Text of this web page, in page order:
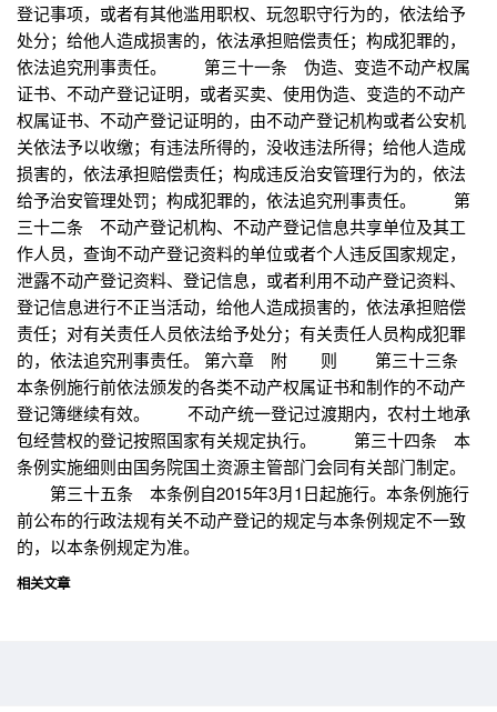
登记事项，或者有其他滥用职权、玩忽职守行为的，依法给予
处分；给他人造成损害的，依法承担赔偿责任；构成犯罪的，
依法追究刑事责任。 第三十一条 伪造、变造不动产权属
证书、不动产登记证明，或者买卖、使用伪造、变造的不动产
权属证书、不动产登记证明的，由不动产登记机构或者公安机
关依法予以收缴；有违法所得的，没收违法所得；给他人造成
损害的，依法承担赔偿责任；构成违反治安管理行为的，依法
给予治安管理处罚；构成犯罪的，依法追究刑事责任。 第
三十二条 不动产登记机构、不动产登记信息共享单位及其工
作人员，查询不动产登记资料的单位或者个人违反国家规定，
泄露不动产登记资料、登记信息，或者利用不动产登记资料、
登记信息进行不正当活动，给他人造成损害的，依法承担赔偿
责任；对有关责任人员依法给予处分；有关责任人员构成犯罪
的，依法追究刑事责任。 第六章 附 则 第三十三条
本条例施行前依法颁发的各类不动产权属证书和制作的不动产
登记簿继续有效。 不动产统一登记过渡期内，农村土地承
包经营权的登记按照国家有关规定执行。 第三十四条 本
条例实施细则由国务院国土资源主管部门会同有关部门制定。
第三十五条 本条例自2015年3月1日起施行。本条例施行
前公布的行政法规有关不动产登记的规定与本条例规定不一致
的，以本条例规定为准。
相关文章